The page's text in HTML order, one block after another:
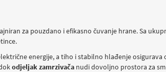
za pouzdano i efikasno čuvanje hrane. Sa
energije, a tiho i stabilno hlađenje
odjeljak zamrzivača nudi dovoljno prostora za